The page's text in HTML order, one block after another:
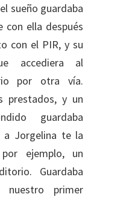
sueño guardaba
con ella después
con el PIR, y su
accediera al
por otra vía.
prestados, y un
guardaba
a Jorgelina te la
ejemplo, un
Guardaba
primer